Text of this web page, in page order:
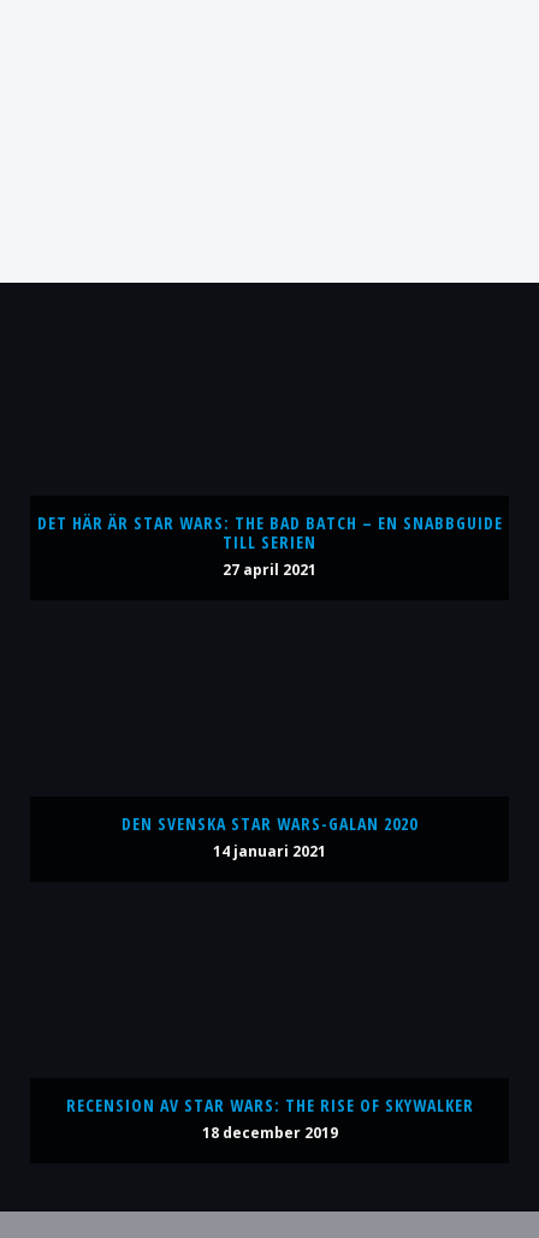
DET HÄR ÄR STAR WARS: THE BAD BATCH – EN SNABBGUIDE
TILL SERIEN
27 april 2021
DEN SVENSKA STAR WARS-GALAN 2020
14 januari 2021
RECENSION AV STAR WARS: THE RISE OF SKYWALKER
18 december 2019